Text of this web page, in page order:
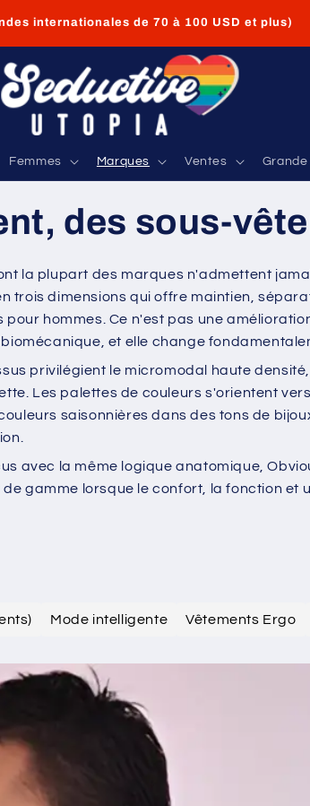
pour les commandes aux États-Unis de
35 USD et plus
Femmes Marques Ventes
des sous-
la plupart des marques n'admettent
trois dimensions qui offre maintien,
hommes. Ce n'est pas une
et elle change
privilégient le micromodal haute
Les palettes de couleurs s'orientent
saisonnières dans des tons de
avec la même logique anatomique,
gamme lorsque le confort, la fonction et
Mode intelligente Vêtements Ergo